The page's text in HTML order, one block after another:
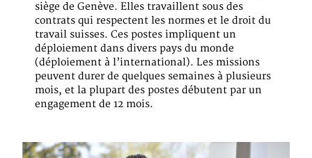
siège de Genève. Elles travaillent sous des
contrats qui respectent les normes et le droit du
travail suisses. Ces postes impliquent un
déploiement dans divers pays du monde
(déploiement à l’international). Les missions
peuvent durer de quelques semaines à plusieurs
mois, et la plupart des postes débutent par un
engagement de 12 mois.